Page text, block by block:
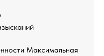
Максимальная